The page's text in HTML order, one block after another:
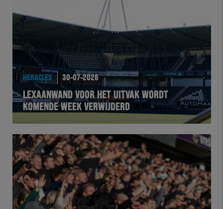
HEREXC
EXCHER
VOLHER
HERTEL
Natuurgras
Wedstrijd
HERACLES 30-07-2026
LEXAANWAND VOOR HET UITVAK WORDT
KOMENDE WEEK VERWIJDERD